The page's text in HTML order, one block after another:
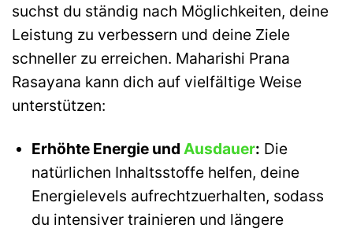
suchst du ständig nach Möglichkeiten, deine
Leistung zu verbessern und deine Ziele
schneller zu erreichen. Maharishi Prana
Rasayana kann dich auf vielfältige Weise
unterstützen:
Erhöhte Energie und Ausdauer: Die
natürlichen Inhaltsstoffe helfen, deine
Energielevels aufrechtzuerhalten, sodass
du intensiver trainieren und längere